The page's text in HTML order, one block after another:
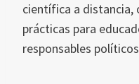
científica a distancia,
prácticas para
responsables